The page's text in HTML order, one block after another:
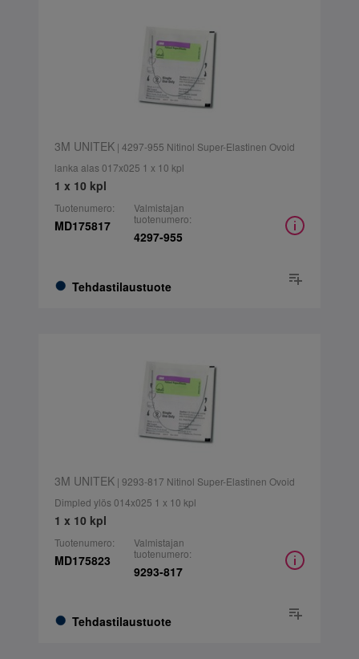
3M UNITEK| 4297-955 Nitinol Super-Elastinen Ovoid
lanka alas 017x025 1 x 10 kpl
1 x 10 kpl
Tuotenumero:
MD175817
Tehdastilaustuote
Valmistajan
tuotenumero:
4297-955
3M UNITEK| 9293-817 Nitinol Super-Elastinen Ovoid
Dimpled ylös 014x025 1 x 10 kpl
1 x 10 kpl
Tuotenumero:
MD175823
Tehdastilaustuote
Valmistajan
tuotenumero:
9293-817